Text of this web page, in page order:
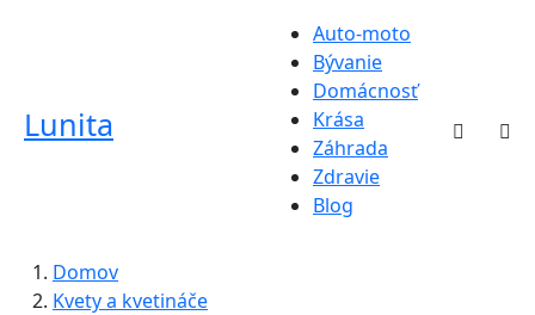
Lunita
Auto-moto
Bývanie
Domácnosť
Krása
Záhrada
Zdravie
Blog
Domov
Kvety a kvetináče